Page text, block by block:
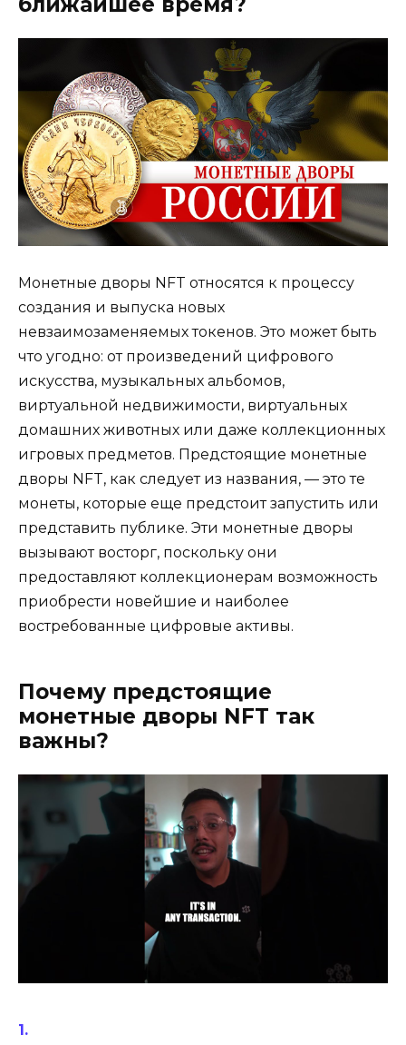
Монетные дворы NFT относятся к процессу
создания и выпуска новых
невзаимозаменяемых токенов. Это может быть
что угодно: от произведений цифрового
искусства, музыкальных альбомов,
виртуальной недвижимости, виртуальных
домашних животных или даже коллекционных
игровых предметов. Предстоящие монетные
дворы NFT, как следует из названия, — это те
монеты, которые еще предстоит запустить или
представить публике. Эти монетные дворы
вызывают восторг, поскольку они
предоставляют коллекционерам возможность
приобрести новейшие и наиболее
востребованные цифровые активы.
Почему предстоящие
монетные дворы NFT так
важны?